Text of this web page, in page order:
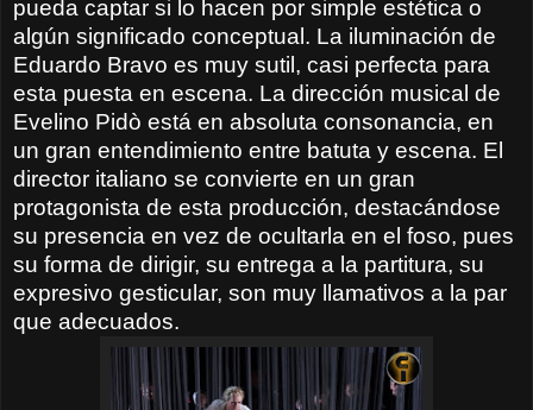
pueda captar si lo hacen por simple estética o
algún significado conceptual. La iluminación de
Eduardo Bravo es muy sutil, casi perfecta para
esta puesta en escena. La dirección musical de
Evelino Pidò está en absoluta consonancia, en
un gran entendimiento entre batuta y escena. El
director italiano se convierte en un gran
protagonista de esta producción, destacándose
su presencia en vez de ocultarla en el foso, pues
su forma de dirigir, su entrega a la partitura, su
expresivo gesticular, son muy llamativos a la par
que adecuados.